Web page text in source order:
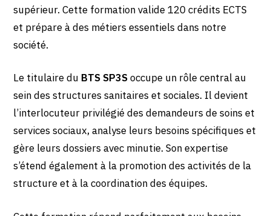
supérieur. Cette formation valide 120 crédits ECTS
et prépare à des métiers essentiels dans notre
société.
Le titulaire du BTS SP3Soccupe un rôle central au
sein des structures sanitaires et sociales. Il devient
l’interlocuteur privilégié des demandeurs de soins et
services sociaux, analyse leurs besoins spécifiques et
gère leurs dossiers avec minutie. Son expertise
s’étend également à la promotion des activités de la
structure et à la coordination des équipes.